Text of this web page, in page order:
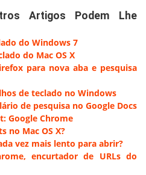
Artigos Podem Lhe
do Windows 7
do Mac OS X
para nova aba e pesquisa
de teclado no Windows
de pesquisa no Google Docs
Google Chrome
no Mac OS X?
vez mais lento para abrir?
encurtador de URLs do